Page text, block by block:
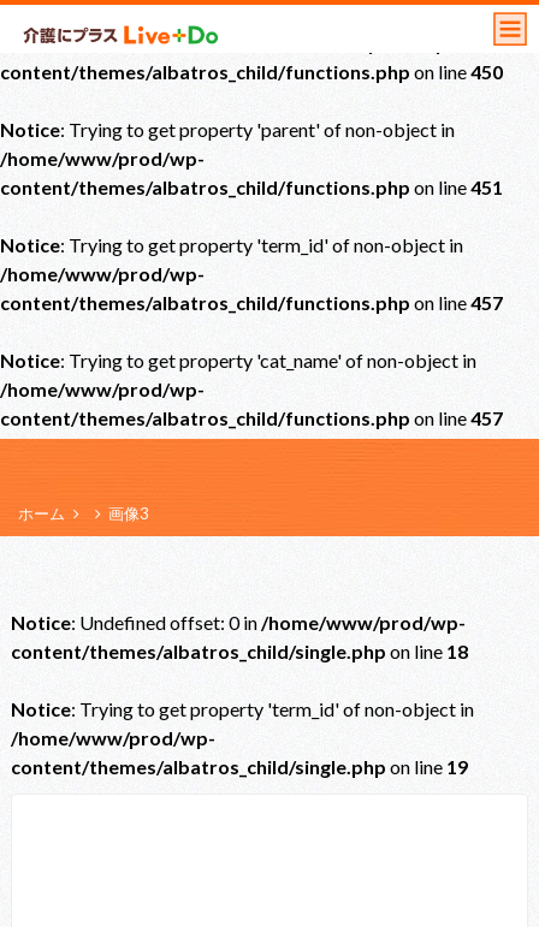
Notice: Undefined offset: 0 in
content/themes/albatros_child/functions.php on line450
Notice: Trying to get property 'parent' of non-object in
/home/www/prod/wp-
content/themes/albatros_child/functions.php on line451
Notice: Trying to get property 'term_id' of non-object in
/home/www/prod/wp-
content/themes/albatros_child/functions.php on line457
Notice: Trying to get property 'cat_name' of non-object in
/home/www/prod/wp-
content/themes/albatros_child/functions.php on line457
ホーム 画像3
Notice: Undefined offset: 0 in/home/www/prod/wp-
content/themes/albatros_child/single.php on line 18
Notice: Trying to get property 'term_id' of non-object in
/home/www/prod/wp-
content/themes/albatros_child/single.php on line 19